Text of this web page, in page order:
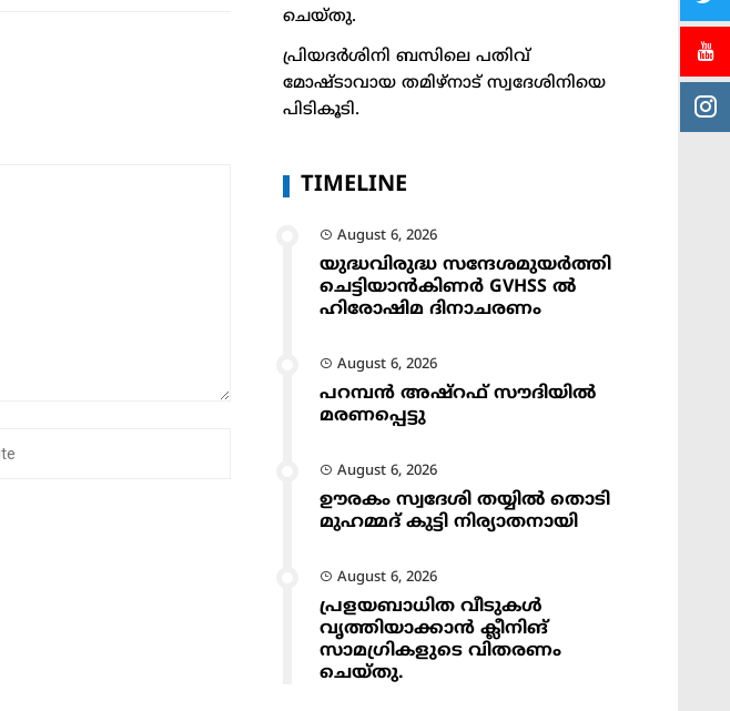
ചെയ്തു.
പ്രിയദർശിനി ബസിലെ പതിവ്
മോഷ്ടാവായ തമിഴ്നാട് സ്വദേശിനിയെ
പിടികൂടി.
TIMELINE
August 6, 2026
യുദ്ധവിരുദ്ധ സന്ദേശമുയർത്തി
ചെട്ടിയാൻകിണർ GVHSS ൽ
ഹിരോഷിമ ദിനാചരണം
August 6, 2026
പറമ്പൻ അഷ്‌റഫ് സൗദിയിൽ
മരണപ്പെട്ടു
August 6, 2026
ഊരകം സ്വദേശി തയ്യിൽ തൊടി
മുഹമ്മദ് കുട്ടി നിര്യാതനായി
August 6, 2026
പ്രളയബാധിത വീടുകൾ
വൃത്തിയാക്കാൻ ക്ലീനിങ്
സാമഗ്രികളുടെ വിതരണം
ചെയ്തു.